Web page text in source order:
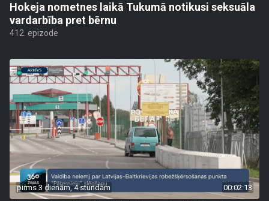
Hokeja nometnes laikā Tukumā notikusi seksuāla
vardarbība pret bērnu
412. epizode
pirms 3 dienām, 4 stundām 00:02:13